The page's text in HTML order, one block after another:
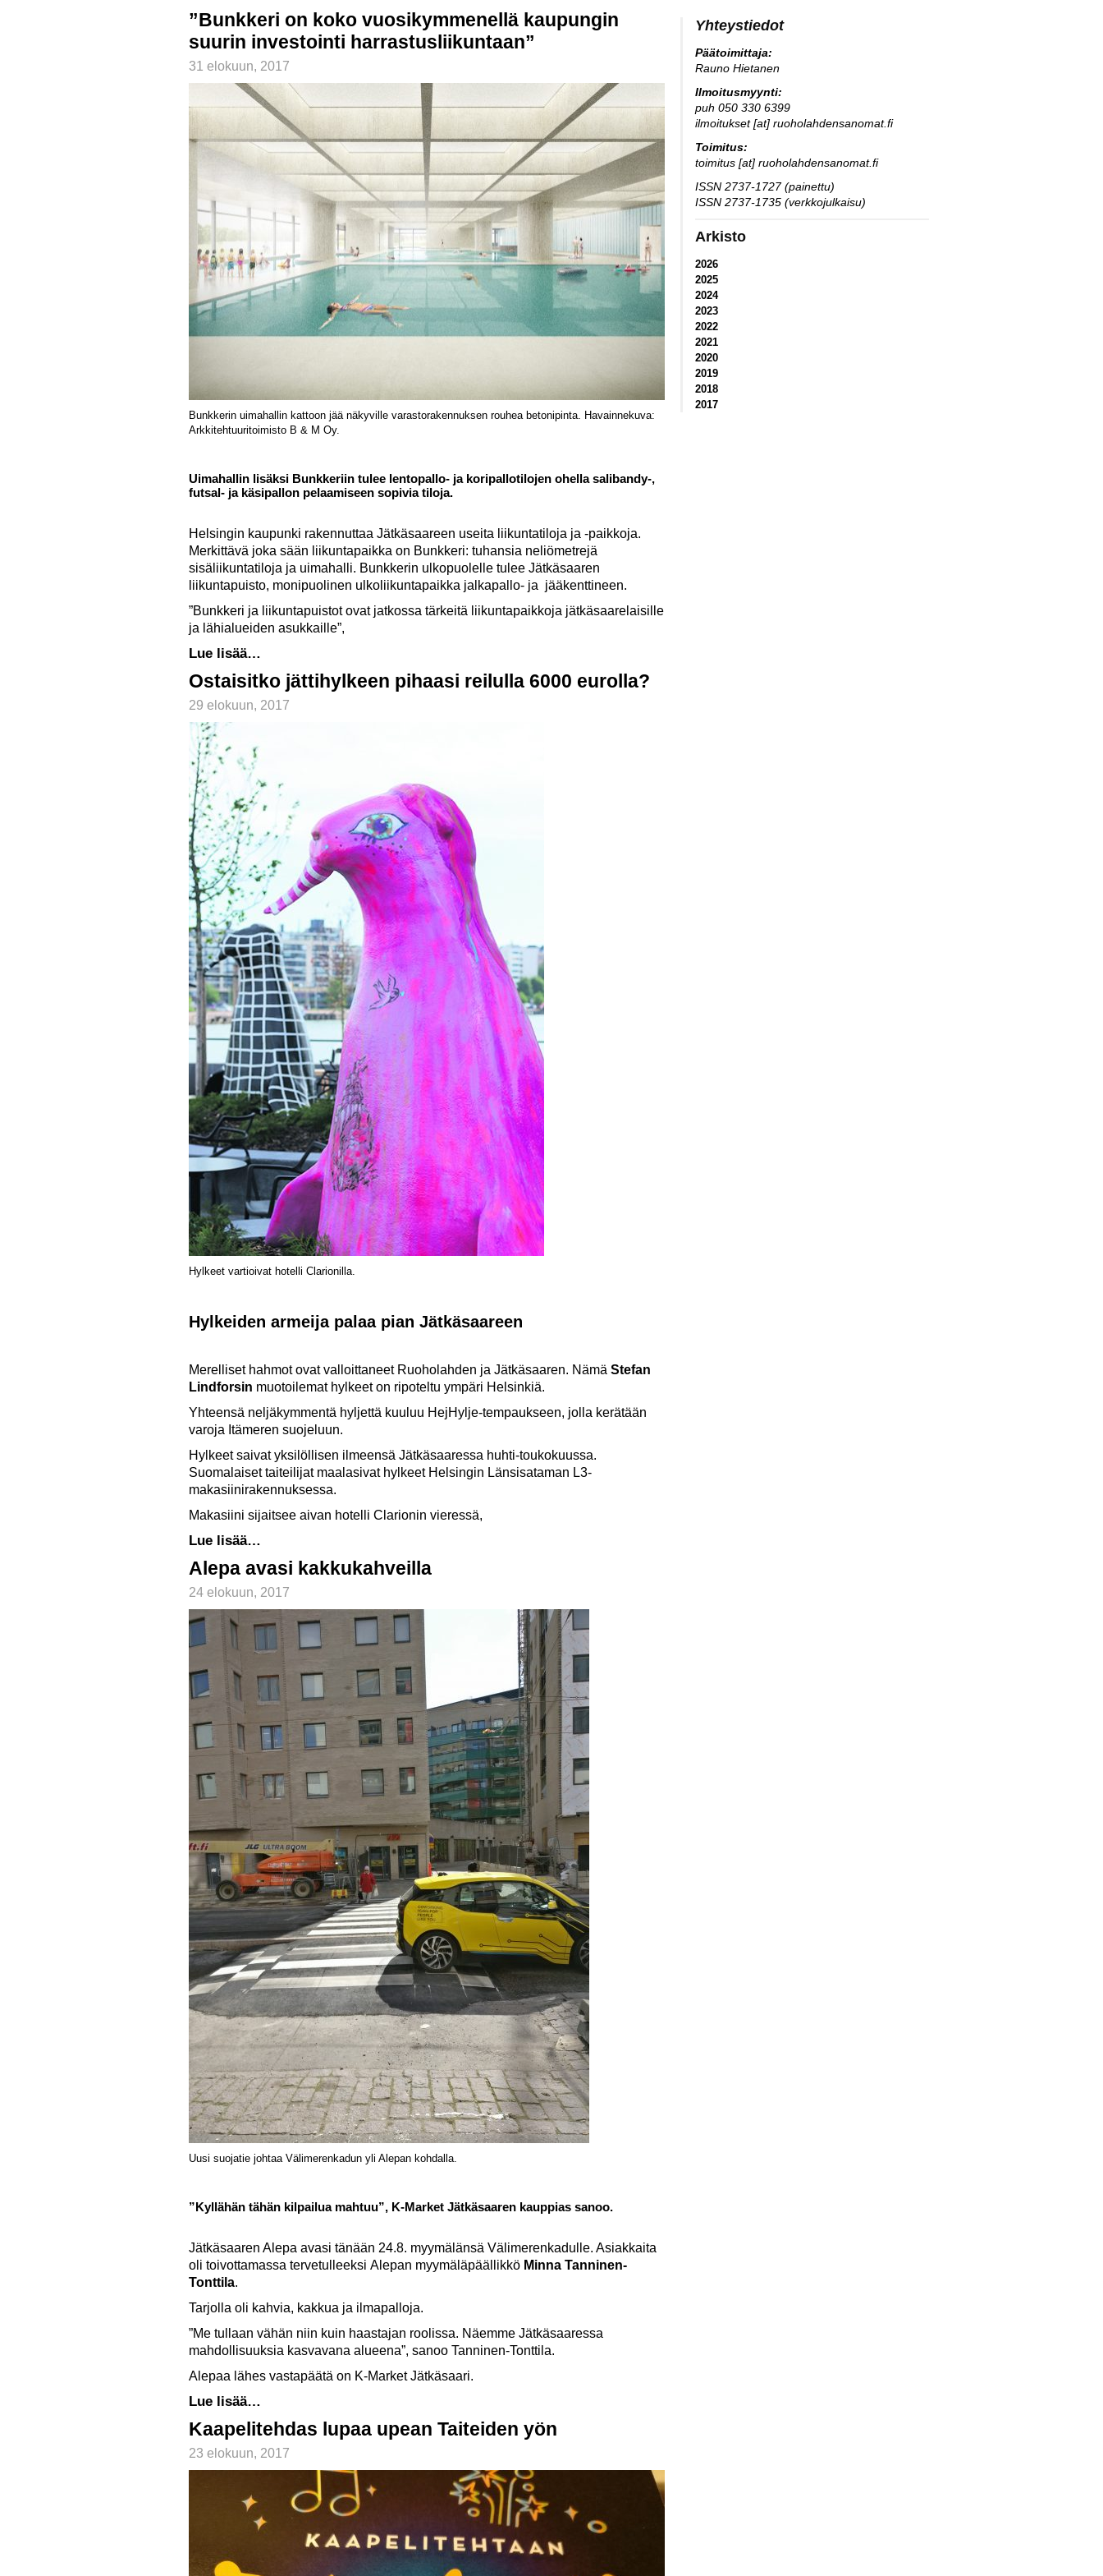
”Bunkkeri on koko vuosikymmenellä kaupungin
suurin investointi harrastusliikuntaan”
31 elokuun, 2017
Bunkkerin uimahallin kattoon jää näkyville varastorakennuksen rouhea betonipinta. Havainnekuva:
Arkkitehtuuritoimisto B & M Oy.
Uimahallin lisäksi Bunkkeriin tulee lentopallo- ja koripallotilojen ohella salibandy-,
futsal- ja käsipallon pelaamiseen sopivia tiloja.
Helsingin kaupunki rakennuttaa Jätkäsaareen useita liikuntatiloja ja -paikkoja.
Merkittävä joka sään liikuntapaikka on Bunkkeri: tuhansia neliömetrejä
sisäliikuntatiloja ja uimahalli. Bunkkerin ulkopuolelle tulee Jätkäsaaren
liikuntapuisto, monipuolinen ulkoliikuntapaikka jalkapallo- ja jääkenttineen.
”Bunkkeri ja liikuntapuistot ovat jatkossa tärkeitä liikuntapaikkoja jätkäsaarelaisille
ja lähialueiden asukkaille”,
Lue lisää…
Ostaisitko jättihylkeen pihaasi reilulla 6000 eurolla?
29 elokuun, 2017
Hylkeet vartioivat hotelli Clarionilla.
Hylkeiden armeija palaa pian Jätkäsaareen
Merelliset hahmot ovat valloittaneet Ruoholahden ja Jätkäsaaren. NämäStefan
Lindforsin muotoilemat hylkeet on ripoteltu ympäri Helsinkiä.
Yhteensä neljäkymmentä hyljettä kuuluu HejHylje-tempaukseen, jolla kerätään
varoja Itämeren suojeluun.
Hylkeet saivat yksilöllisen ilmeensä Jätkäsaaressa huhti-toukokuussa.
Suomalaiset taiteilijat maalasivat hylkeet Helsingin Länsisataman L3-
makasiinirakennuksessa.
Makasiini sijaitsee aivan hotelli Clarionin vieressä,
Lue lisää…
Alepa avasi kakkukahveilla
24 elokuun, 2017
Uusi suojatie johtaa Välimerenkadun yli Alepan kohdalla.
”Kyllähän tähän kilpailua mahtuu”, K-Market Jätkäsaaren kauppias sanoo.
Jätkäsaaren Alepa avasi tänään 24.8. myymälänsä Välimerenkadulle. Asiakkaita
oli toivottamassa tervetulleeksi Alepan myymäläpäällikkö Minna Tanninen-
Tonttila.
Tarjolla oli kahvia, kakkua ja ilmapalloja.
”Me tullaan vähän niin kuin haastajan roolissa. Näemme Jätkäsaaressa
mahdollisuuksia kasvavana alueena”, sanoo Tanninen-Tonttila.
Alepaa lähes vastapäätä on K-Market Jätkäsaari.
Lue lisää…
Kaapelitehdas lupaa upean Taiteiden yön
23 elokuun, 2017
Yhteystiedot
Päätoimittaja:
Rauno Hietanen
Ilmoitusmyynti:
puh 050 330 6399
ilmoitukset [at] ruoholahdensanomat.fi
Toimitus:
toimitus [at] ruoholahdensanomat.fi
ISSN 2737-1727 (painettu)
ISSN 2737-1735 (verkkojulkaisu)
Arkisto
2026
2025
2024
2023
2022
2021
2020
2019
2018
2017